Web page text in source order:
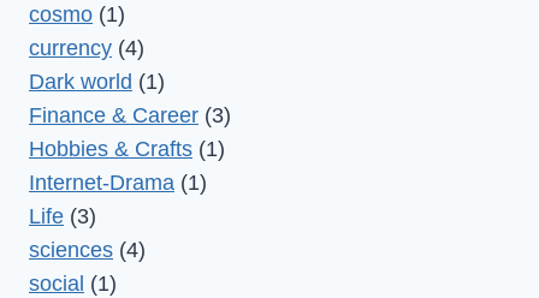
cosmo (1)
currency (4)
Dark world (1)
Finance & Career (3)
Hobbies & Crafts (1)
Internet-Drama (1)
Life (3)
sciences (4)
social (1)